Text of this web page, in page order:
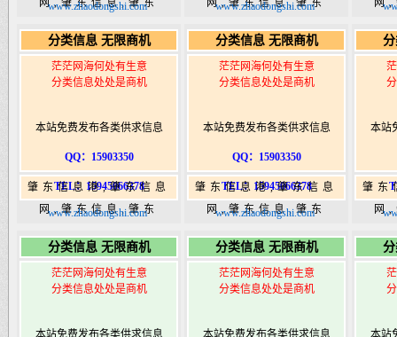
网,肇东信息,肇东
港|www.zhaodongshi.com
www.zhaodongshi.com
网,肇东信息,肇东
港|www.zhaodongshi.com
www.zhaodongshi.com
网
港
分类信息 无限商机
茫茫网海何处有生意
分类信息处处是商机
本站免费发布各类供求信息
QQ：15903350
TEL：15945066378
肇东信息港,肇东信息
网,肇东信息,肇东
港|www.zhaodongshi.com
www.zhaodongshi.com
分类信息 无限商机
茫茫网海何处有生意
分类信息处处是商机
本站免费发布各类供求信息
QQ：15903350
TEL：15945066378
肇东信息港,肇东信息
网,肇东信息,肇东
港|www.zhaodongshi.com
www.zhaodongshi.com
本站
肇东
网
港
分类信息 无限商机
茫茫网海何处有生意
分类信息处处是商机
本站免费发布各类供求信息
分类信息 无限商机
茫茫网海何处有生意
分类信息处处是商机
本站免费发布各类供求信息 本站